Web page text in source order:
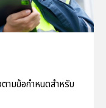
ามข้อกำหนดสำหรับ